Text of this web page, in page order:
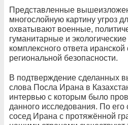
Представленные
многослойную картину угроз
охватывают военные,
гуманитарные и
комплексного ответа иранской
региональной безопасности.
В подтверждение сделанных
слова Посла Ирана в
интервью с которым было
данного исследования. По
сосед Ирана с протяжённой